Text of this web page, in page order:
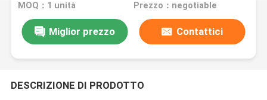
MOQ：1 unità Prezzo：negotiable
Miglior prezzo Contattici
DESCRIZIONE DI PRODOTTO